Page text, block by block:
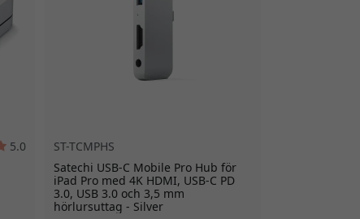
5.0
ST-TCMPHS
Satechi USB-C Mobile Pro Hub för
iPad Pro med 4K HDMI, USB-C PD
3.0, USB 3.0 och 3,5 mm
hörlursuttag - Silver